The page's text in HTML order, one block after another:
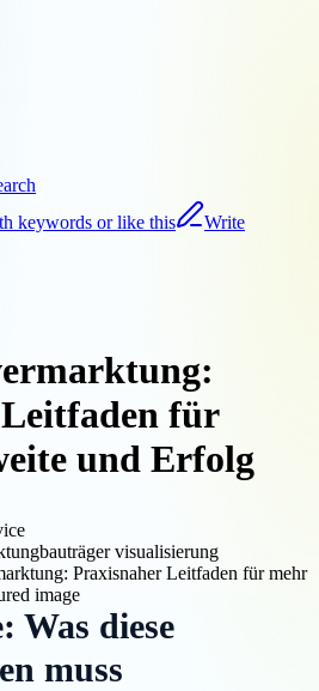
keywords or like this
Write
für
und Erfolg
bauträger visualisierung
Was diese
muss